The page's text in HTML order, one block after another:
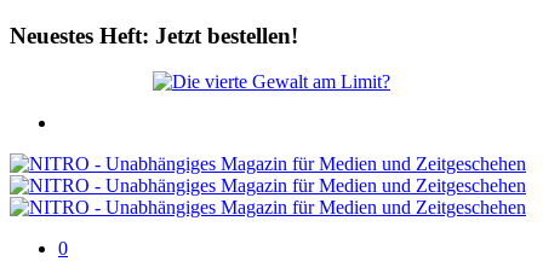
Neuestes Heft: Jetzt bestellen!
0